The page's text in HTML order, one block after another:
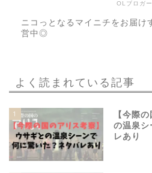
OLブロガー
ニコっとなるマイニチをお届け
営中◎
よく読まれている記事
1
【今際
の温泉シ
レあり